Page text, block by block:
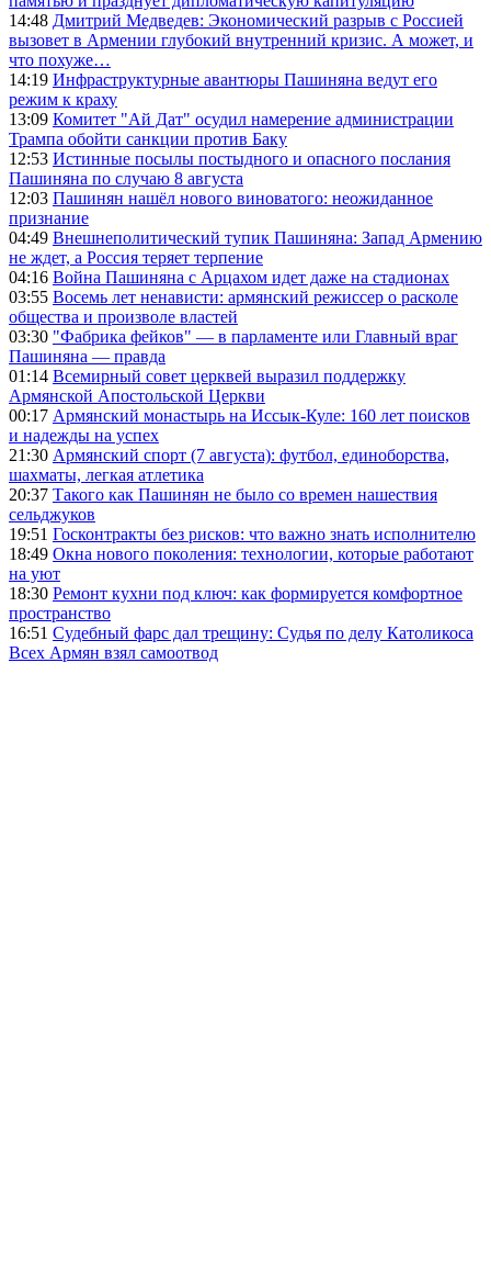
14:48 Дмитрий Медведев: Экономический разрыв с Россией
вызовет в Армении глубокий внутренний кризис. А может, и
что похуже…
14:19 Инфраструктурные авантюры Пашиняна ведут его
режим к краху
13:09 Комитет "Ай Дат" осудил намерение администрации
Трампа обойти санкции против Баку
12:53 Истинные посылы постыдного и опасного послания
Пашиняна по случаю 8 августа
12:03 Пашинян нашёл нового виноватого: неожиданное
признание
04:49 Внешнеполитический тупик Пашиняна: Запад Армению
не ждет, а Россия теряет терпение
04:16 Война Пашиняна с Арцахом идет даже на стадионах
03:55 Восемь лет ненависти: армянский режиссер о расколе
общества и произволе властей
03:30 "Фабрика фейков" — в парламенте или Главный враг
Пашиняна — правда
01:14 Всемирный совет церквей выразил поддержку
Армянской Апостольской Церкви
00:17 Армянский монастырь на Иссык-Куле: 160 лет поисков
и надежды на успех
21:30 Армянский спорт (7 августа): футбол, единоборства,
шахматы, легкая атлетика
20:37 Такого как Пашинян не было со времен нашествия
сельджуков
19:51 Госконтракты без рисков: что важно знать исполнителю
18:49 Окна нового поколения: технологии, которые работают
на уют
18:30 Ремонт кухни под ключ: как формируется комфортное
пространство
16:51 Судебный фарс дал трещину: Судья по делу Католикоса
Всех Армян взял самоотвод